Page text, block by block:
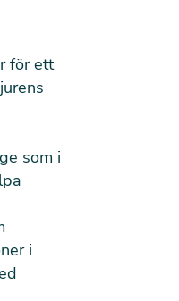
för ett
som i
i